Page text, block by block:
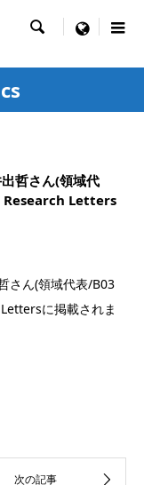
 menu
哲さん(領域代
Research Letters
さん(領域代表/B03
に掲載されま